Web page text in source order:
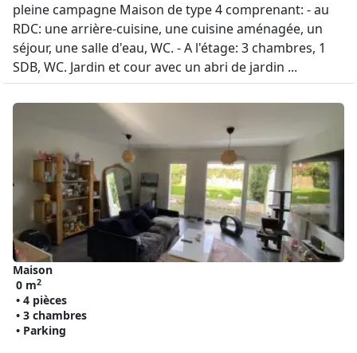
pleine campagne Maison de type 4 comprenant: - au
RDC: une arrière-cuisine, une cuisine aménagée, un
séjour, une salle d'eau, WC. - A l'étage: 3 chambres, 1
SDB, WC. Jardin et cour avec un abri de jardin ...
Maison
0 m2
• 4 pièces
• 3 chambres
• Parking